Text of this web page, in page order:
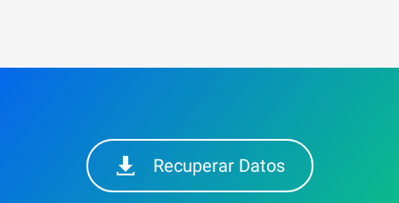
Recuperar Datos